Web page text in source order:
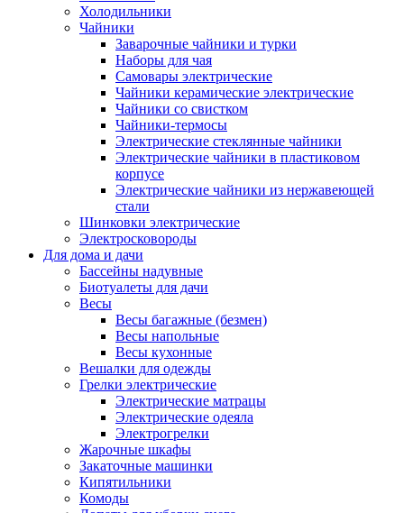
Холодильники
Чайники
Заварочные чайники и турки
Наборы для чая
Самовары электрические
Чайники керамические электрические
Чайники со свистком
Чайники-термосы
Электрические стеклянные чайники
Электрические чайники в пластиковом
корпусе
Электрические чайники из нержавеющей
стали
Шинковки электрические
Электросковороды
Для дома и дачи
Бассейны надувные
Биотуалеты для дачи
Весы
Весы багажные (безмен)
Весы напольные
Весы кухонные
Вешалки для одежды
Грелки электрические
Электрические матрацы
Электрические одеяла
Электрогрелки
Жарочные шкафы
Закаточные машинки
Кипятильники
Комоды